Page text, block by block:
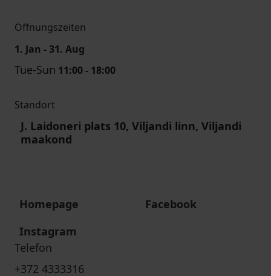
Öffnungszeiten
1. Jan - 31. Aug
Tue-Sun 11:00 - 18:00
Standort
J. Laidoneri plats 10, Viljandi linn, Viljandi
maakond
Homepage
Facebook
Instagram
Telefon
+372 4333316